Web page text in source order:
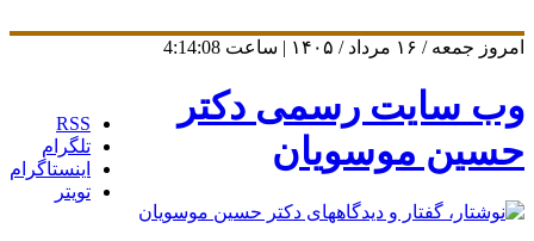
امروز جمعه / ۱۶ مرداد / ۱۴۰۵ | ساعت 4:14:09
RSS
تلگرام
اینستاگرام
تویتر
وب سایت رسمی دکتر
حسین موسویان